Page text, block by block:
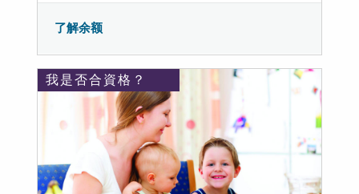
了解余额
我是否合資格？